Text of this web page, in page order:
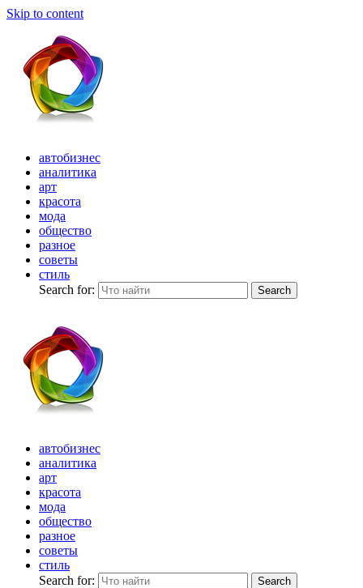
Skip to content
автобизнес
аналитика
арт
красота
мода
общество
разное
советы
стиль
Search for:
Search
автобизнес
аналитика
арт
красота
мода
общество
разное
советы
стиль
Search for:
Search